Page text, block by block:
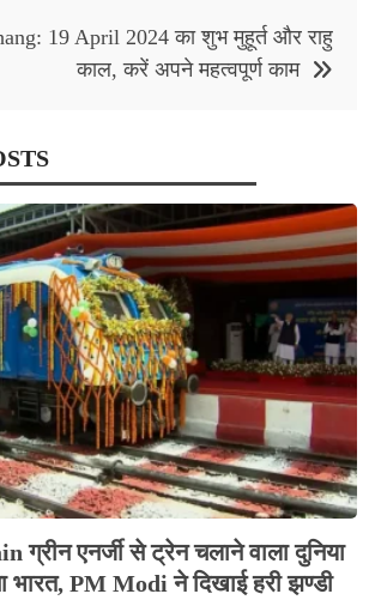
19 April 2024 का शुभ मुहूर्त और राहु
काल, करें अपने महत्वपूर्ण काम
एनर्जी से ट्रेन चलाने वाला दुनिया
भारत, PM Modi ने दिखाई हरी झण्डी